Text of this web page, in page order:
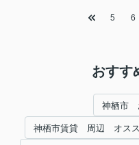
5 6
おすす
神栖市
神栖市賃貸 周辺 オスス